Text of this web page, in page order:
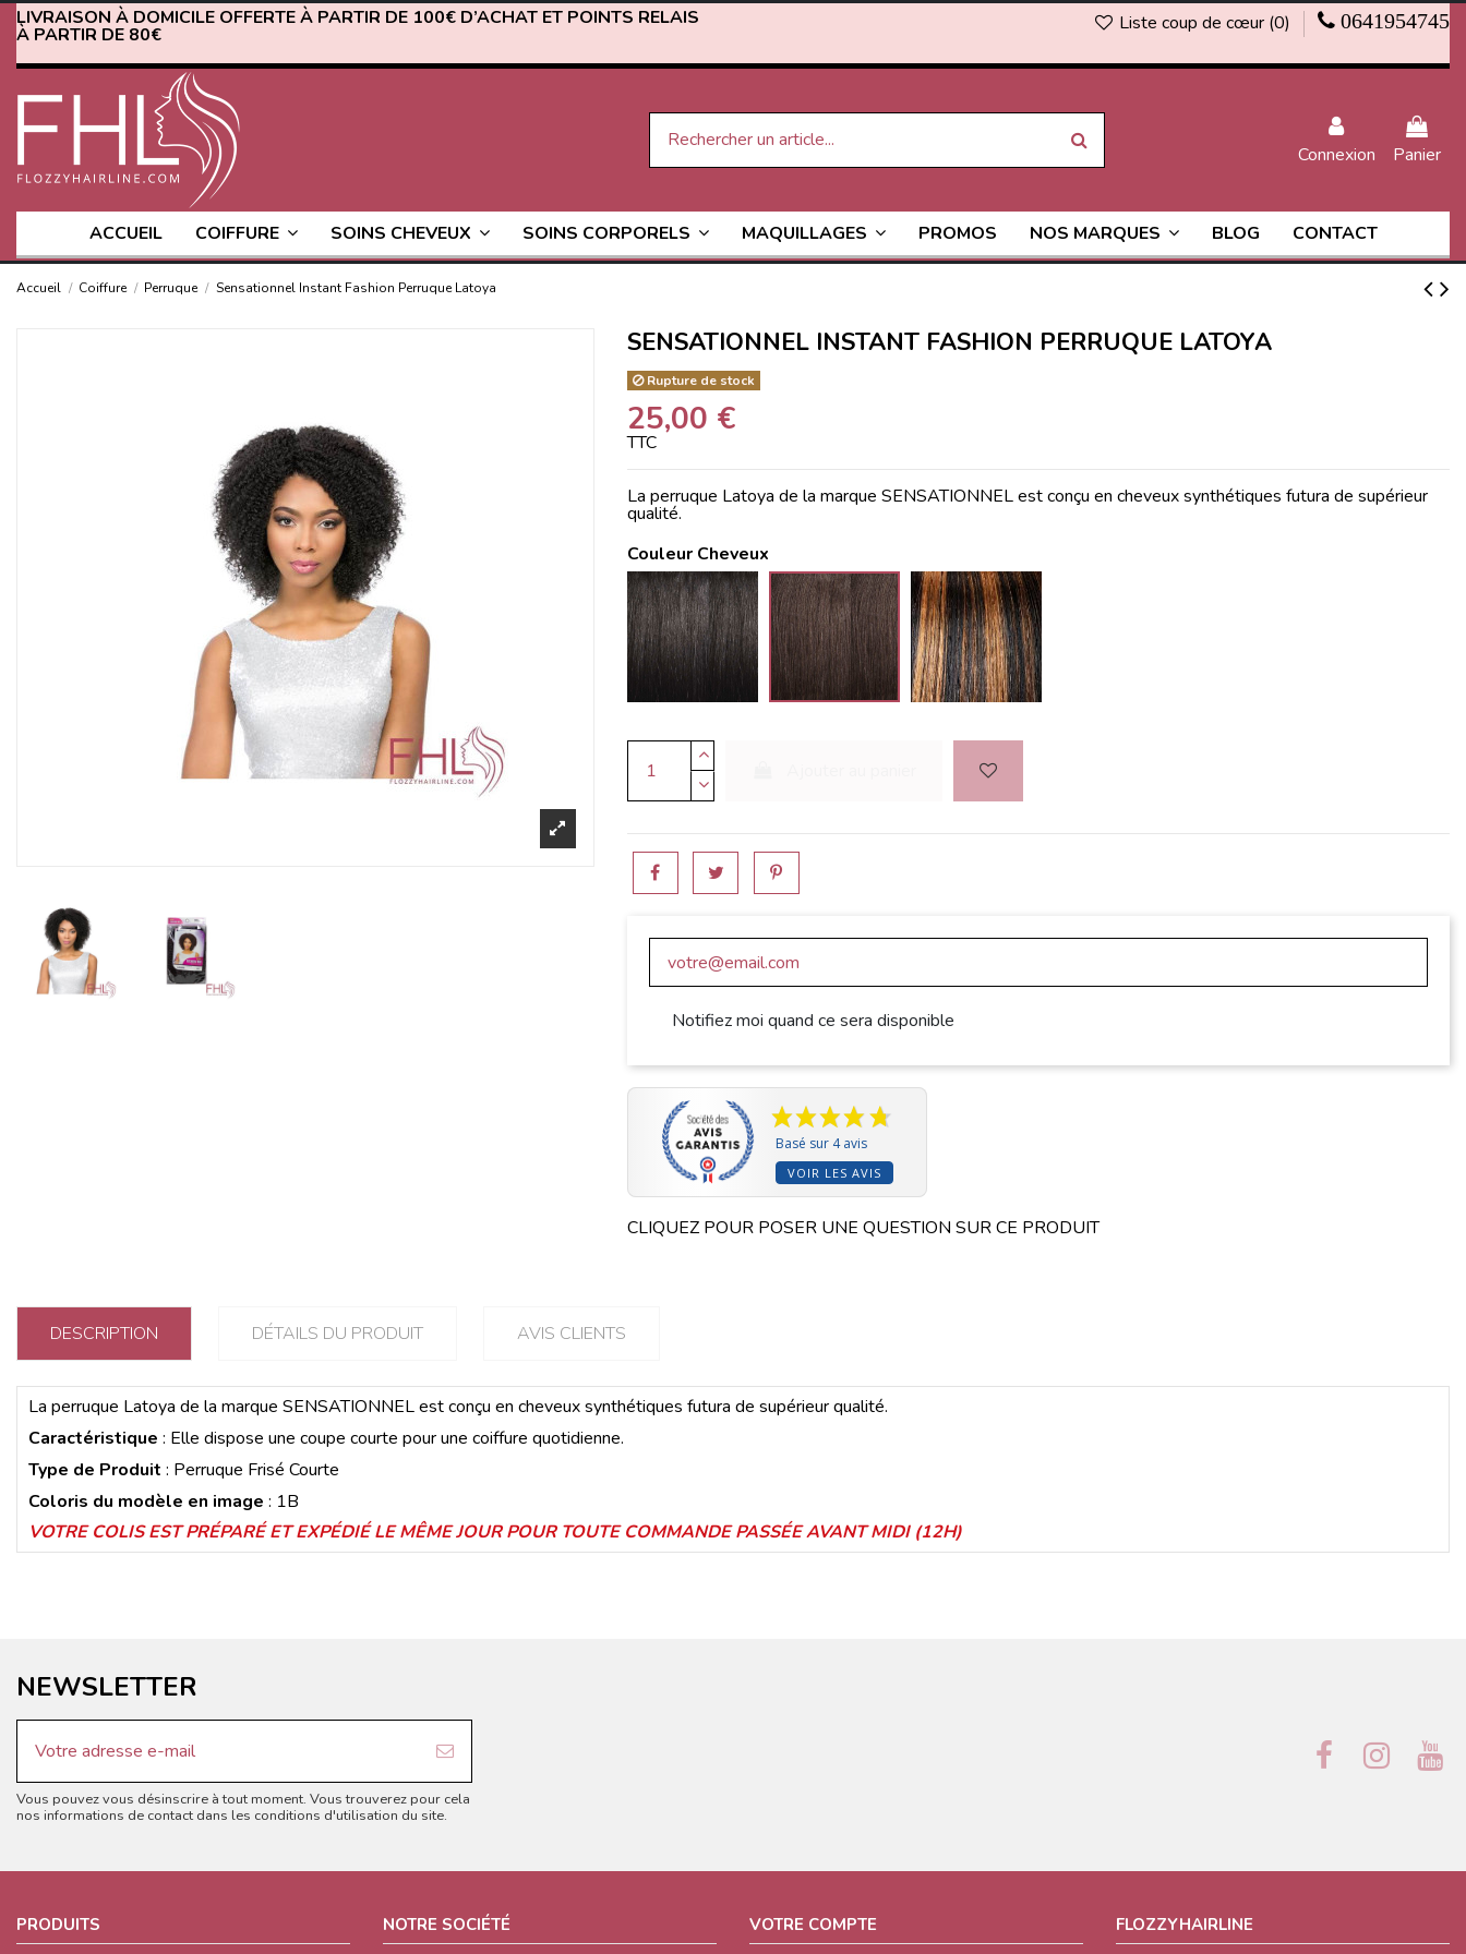
LIVRAISON À DOMICILE OFFERTE À PARTIR DE 100€ D’ACHAT ET POINTS RELAIS
À PARTIR DE 80€ Liste coup de cœur (0) 0641954745
Connexion Panier
ACCUEIL COIFFURE SOINS CHEVEUX SOINS CORPORELS MAQUILLAGES PROMOS NOS MARQUES BLOG CONTACT
Accueil Coiffure Perruque Sensationnel Instant Fashion Perruque Latoya
SENSATIONNEL INSTANT FASHION PERRUQUE LATOYA
Rupture de stock
25,00 €
TTC
La perruque Latoya de la marque SENSATIONNEL est conçu en cheveux synthétiques futura de supérieur
qualité.
Couleur Cheveux
1B
2 1B/30
Notifiez moi quand ce sera disponible
Basé sur 4 avis
VOIR LES AVIS
CLIQUEZ POUR POSER UNE QUESTION SUR CE PRODUIT
DESCRIPTION DÉTAILS DU PRODUIT AVIS CLIENTS
La perruque Latoya de la marque SENSATIONNEL est conçu en cheveux synthétiques futura de supérieur qualité.
Caractéristique : Elle dispose une coupe courte pour une coiffure quotidienne.
Type de Produit : Perruque Frisé Courte
Coloris du modèle en image : 1B
VOTRE COLIS EST PRÉPARÉ ET EXPÉDIÉ LE MÊME JOUR POUR TOUTE COMMANDE PASSÉE AVANT MIDI (12H)
NEWSLETTER
Vous pouvez vous désinscrire à tout moment. Vous trouverez pour cela
nos informations de contact dans les conditions d'utilisation du site.
PRODUITS NOTRE SOCIÉTÉ VOTRE COMPTE FLOZZYHAIRLINE